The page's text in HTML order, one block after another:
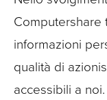
informazioni
qualità di
accessibili a